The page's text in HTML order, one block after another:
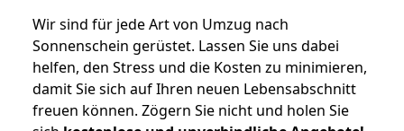
Wir sind für jede Art von Umzug nach
Sonnenschein gerüstet. Lassen Sie uns dabei
helfen, den Stress und die Kosten zu minimieren,
damit Sie sich auf Ihren neuen Lebensabschnitt
freuen können. Zögern Sie nicht und holen Sie